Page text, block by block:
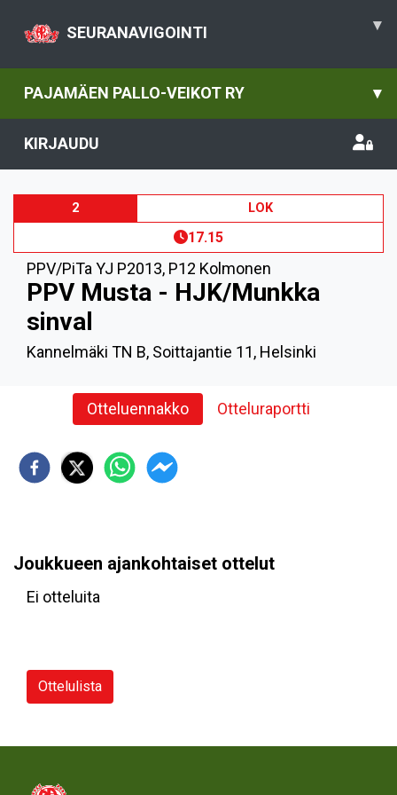
SEURANAVIGOINTI ▾
PAJAMÄEN PALLO-VEIKOT RY ▾
KIRJAUDU
2 LOK
17.15
PPV/PiTa YJ P2013, P12 Kolmonen
PPV Musta - HJK/Munkka
sinval
Kannelmäki TN B, Soittajantie 11, Helsinki
Otteluennakko Otteluraportti
Joukkueen ajankohtaiset ottelut
Ei otteluita
Ottelulista